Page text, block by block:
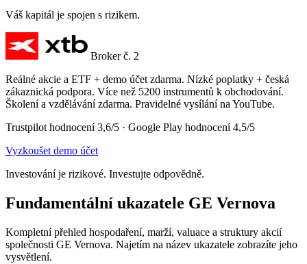
Váš kapitál je spojen s rizikem.
Broker č. 2
Reálné akcie a ETF + demo účet zdarma. Nízké poplatky + česká
zákaznická podpora. Více než 5200 instrumentů k obchodování.
Školení a vzdělávání zdarma. Pravidelné vysílání na YouTube.
Trustpilot hodnocení 3,6/5 · Google Play hodnocení 4,5/5
Vyzkoušet demo účet
Investování je rizikové. Investujte odpovědně.
Fundamentální ukazatele GE Vernova
Kompletní přehled hospodaření, marží, valuace a struktury akcií
společnosti GE Vernova. Najetím na název ukazatele zobrazíte jeho
vysvětlení.